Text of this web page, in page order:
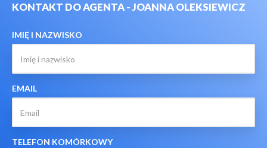
KONTAKT DO AGENTA - JOANNA OLEKSIEWICZ
IMIĘ I NAZWISKO
EMAIL
TELEFON KOMÓRKOWY